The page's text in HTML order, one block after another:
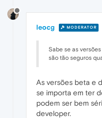
leocg MODERATOR
Sabe se as
são tão seguros
As versões beta e
se importa em ter
podem ser bem
developer.